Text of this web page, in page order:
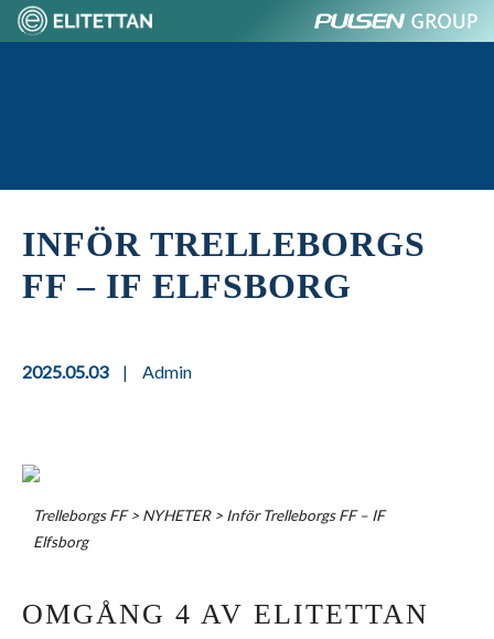
INFÖR TRELLEBORGS
FF – IF ELFSBORG
2025.05.03 | Admin
Trelleborgs FF> NYHETER> Inför Trelleborgs FF – IF
Elfsborg
OMGÅNG 4 AV ELITETTAN